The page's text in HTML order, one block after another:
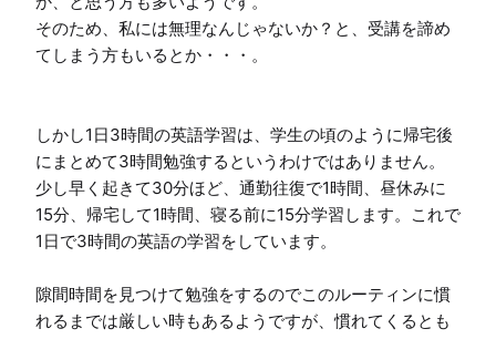
そのため、私には無理なんじゃないか？と、受講を諦め
てしまう方もいるとか・・・。
しかし1日3時間の英語学習は、学生の頃のように帰宅後
にまとめて3時間勉強するというわけではありません。
少し早く起きて30分ほど、通勤往復で1時間、昼休みに
15分、帰宅して1時間、寝る前に15分学習します。これで
1日で3時間の英語の学習をしています。
隙間時間を見つけて勉強をするのでこのルーティンに慣
れるまでは厳しい時もあるようですが、慣れてくるとも